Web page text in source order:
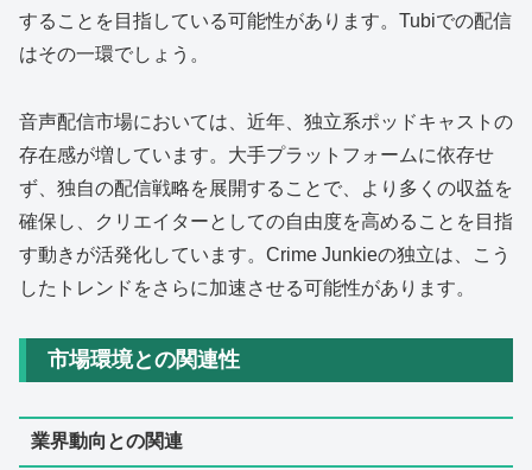
することを目指している可能性があります。Tubiでの配信
はその一環でしょう。
音声配信市場においては、近年、独立系ポッドキャストの
存在感が増しています。大手プラットフォームに依存せ
ず、独自の配信戦略を展開することで、より多くの収益を
確保し、クリエイターとしての自由度を高めることを目指
す動きが活発化しています。Crime Junkieの独立は、こう
したトレンドをさらに加速させる可能性があります。
市場環境との関連性
業界動向との関連